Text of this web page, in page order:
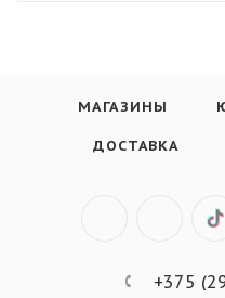
МАГАЗИНЫ
ДОСТАВКА
+375